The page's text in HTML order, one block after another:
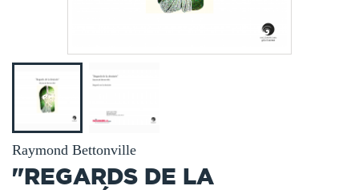
Raymond Bettonville
"REGARDS DE LA